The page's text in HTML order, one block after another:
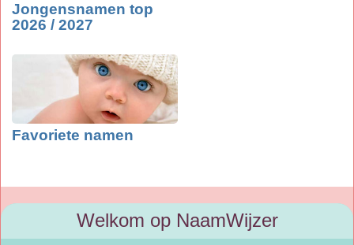
Jongensnamen top
2026 / 2027
Favoriete namen
Welkom op NaamWijzer